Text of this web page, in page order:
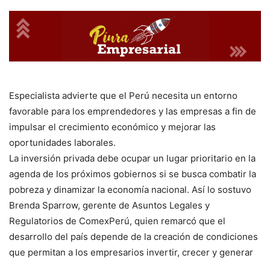
Especialista advierte que el Perú necesita un entorno
favorable para los emprendedores y las empresas a fin de
impulsar el crecimiento económico y mejorar las
oportunidades laborales.
La inversión privada debe ocupar un lugar prioritario en la
agenda de los próximos gobiernos si se busca combatir la
pobreza y dinamizar la economía nacional. Así lo sostuvo
Brenda Sparrow, gerente de Asuntos Legales y
Regulatorios de ComexPerú, quien remarcó que el
desarrollo del país depende de la creación de condiciones
que permitan a los empresarios invertir, crecer y generar